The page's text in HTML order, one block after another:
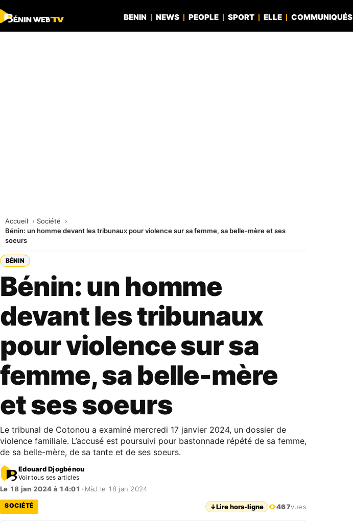
BENIN NEWS PEOPLE SPORT ELLE COMMUNIQUÉS
Accueil
Société
Bénin: un homme devant les tribunaux pour violence sur sa femme, sa belle-mère et ses
soeurs
BÉNIN
Bénin: un homme
devant les tribunaux
pour violence sur sa
femme, sa belle-mère
et ses soeurs
Le tribunal de Cotonou a examiné mercredi 17 janvier 2024, un dossier de
violence familiale. L’accusé est poursuivi pour bastonnade répété de sa femme,
de sa belle-mère, de sa tante et de ses soeurs.
Edouard Djogbénou
Voir tous ses articles
Le 18 jan 2024 à 14:01 • MàJ le 18 jan 2024
SOCIÉTÉ ↓Lire hors-ligne 467vues